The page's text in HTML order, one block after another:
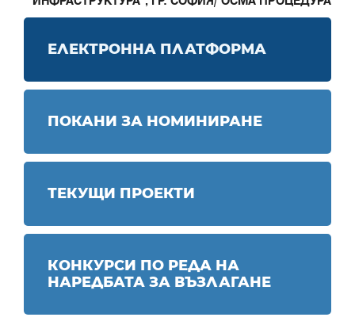
ЕЛЕКТРОННА ПЛАТФОРМА
ПОКАНИ ЗА НОМИНИРАНЕ
ТЕКУЩИ ПРОЕКТИ
КОНКУРСИ ПО РЕДА НА
НАРЕДБАТА ЗА ВЪЗЛАГАНЕ